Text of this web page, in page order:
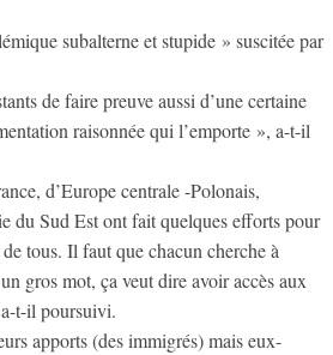
subalterne et stupide » suscitée par
de faire preuve aussi d’une certaine
raisonnée qui l’emporte », a-t-il
d’Europe centrale -Polonais,
du Sud Est ont fait quelques efforts pour
tous. Il faut que chacun cherche à
gros mot, ça veut dire avoir accès aux
t-il poursuivi.
apports (des immigrés) mais eux-